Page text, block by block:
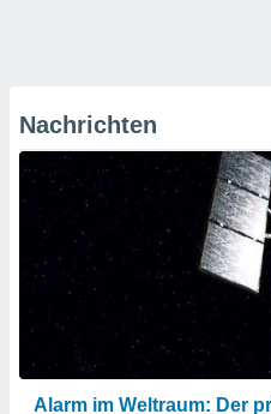
Nachrichten
Alarm im Weltraum: Der